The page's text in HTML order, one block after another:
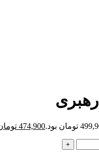
474,900